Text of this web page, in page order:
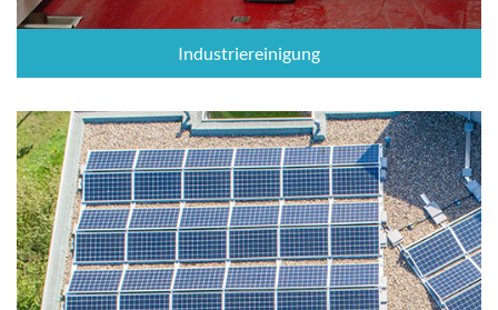
Industriereinigung